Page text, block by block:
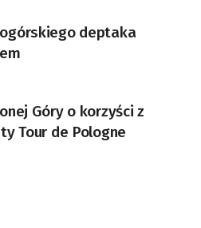
deptaka
Góry o korzyści z
Tour de Pologne